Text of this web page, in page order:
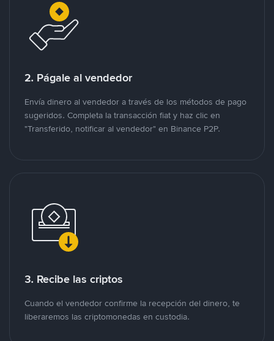
2. Págale al vendedor
Envía dinero al vendedor a través de los métodos de pago
sugeridos. Completa la transacción fiat y haz clic en
"Transferido, notificar al vendedor" en Binance P2P.
3. Recibe las criptos
Cuando el vendedor confirme la recepción del dinero, te
liberaremos las criptomonedas en custodia.